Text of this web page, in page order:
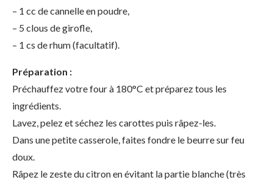
– 1 cc de cannelle en poudre,
– 5 clous de girofle,
– 1 cs de rhum (facultatif).
Préparation :
Préchauffez votre four à 180°C et préparez tous les
ingrédients.
Lavez, pelez et séchez les carottes puis râpez-les.
Dans une petite casserole, faites fondre le beurre sur feu
doux.
Râpez le zeste du citron en évitant la partie blanche (très